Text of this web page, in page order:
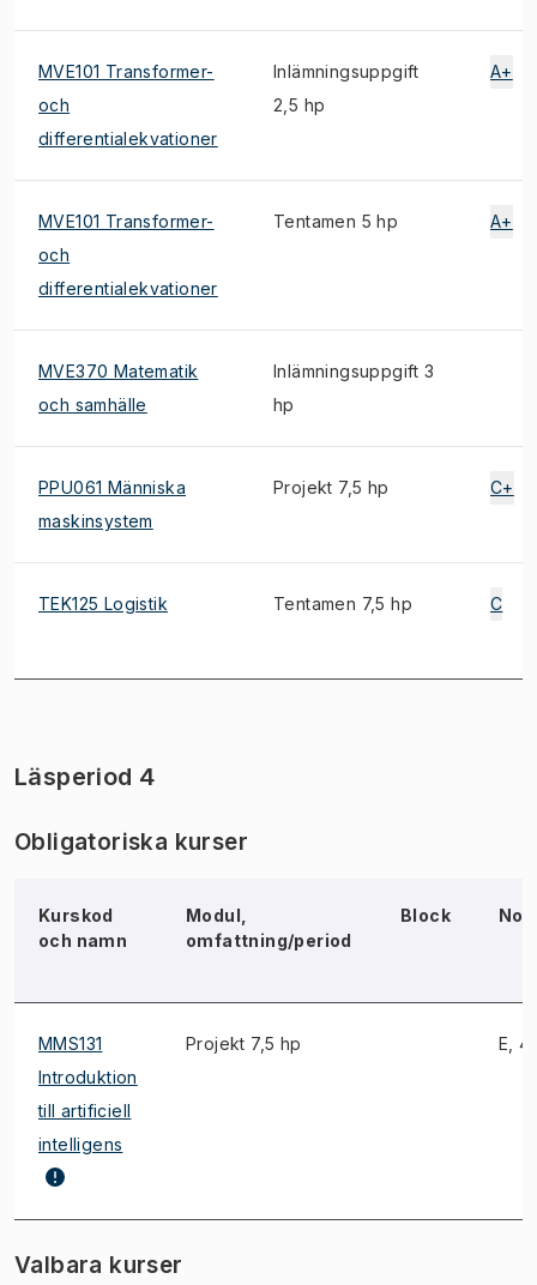
MVE101 Transformer-
och
differentialekvationer
Inlämningsuppgift
2,5 hp
A+
MVE101 Transformer-
och
differentialekvationer
Tentamen 5 hp A+
MVE370 Matematik
och samhälle
Inlämningsuppgift 3
hp
PPU061 Människa
maskinsystem
Projekt 7,5 hp C+
TEK125 Logistik Tentamen 7,5 hp C
Läsperiod 4
Obligatoriska kurser
Kurskod
och namn
Modul,
omfattning/period
Block Not
MMS131
Introduktion
till artificiell
intelligens
Projekt 7,5 hp E, 4)
Valbara kurser